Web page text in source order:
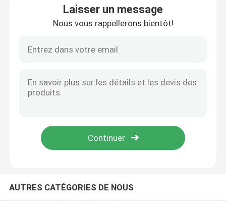
Époxy à température ambiante
Poudre de silice
Lubrifiant de moule
résine époxy isolante électrique
Laisser un message
Nous vous rappellerons bientôt!
AUTRES CATÉGORIES DE NOUS